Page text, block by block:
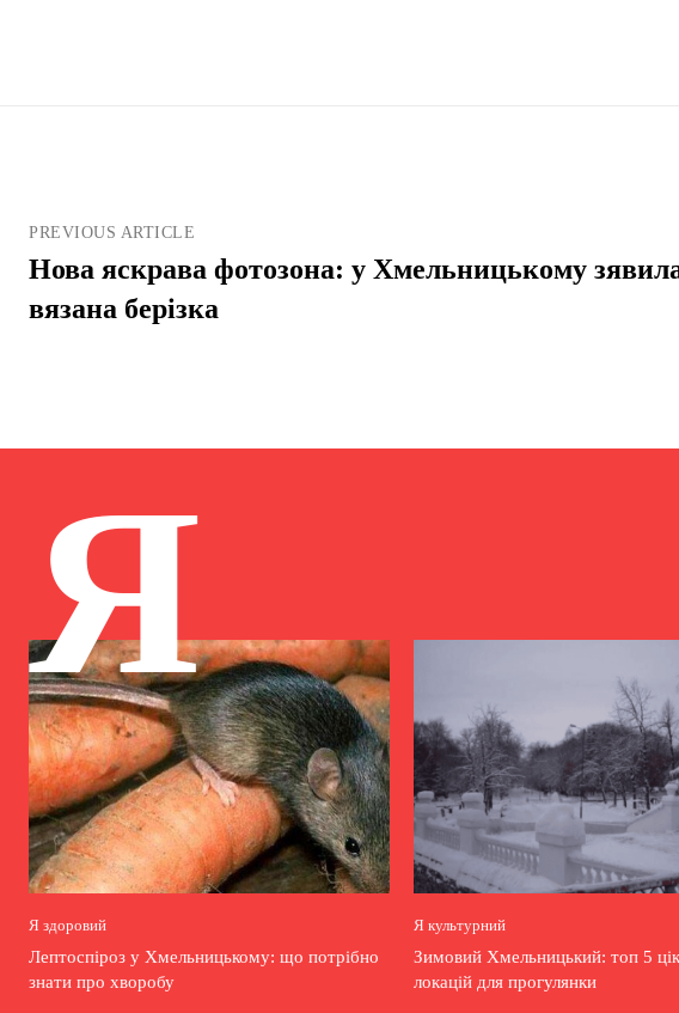
PREVIOUS ARTICLE
Нова яскрава фотозона: у Хмельницькому
вязана берізка
Я
Я здоровий
Лептоспіроз у Хмельницькому: що потрібно
знати про хворобу
Я культурний
Зимовий Хмельницький: топ 5
локацій для прогулянки